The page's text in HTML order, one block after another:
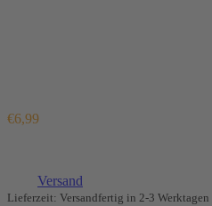
€6,99
Versand
Lieferzeit: Versandfertig in 2-3 Werktagen